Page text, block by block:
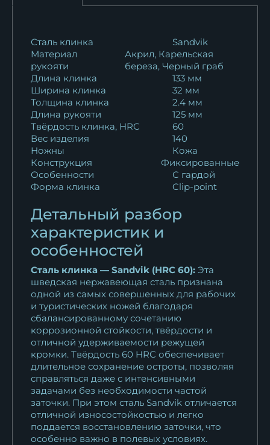
Нож Варан Sandvik рукоять
ясень...
₽
Нож Варан ELMAX венге
акрил
20 796₽
Нож Варан дамаск
ламинированный...
25 753
Нож Варан сталь N690
рукоять акрил...
15 950 ₽
Сталь клинка
Sandvik
Материал
рукояти
Акрил, Карельская
береза, Черный граб
Длина клинка
133 мм
Ширина клинка
32 мм
Толщина клинка
2.4 мм
Длина рукояти
125 мм
Твёрдость клинка, HRC
60
Вес изделия
140
Ножны
Кожа
Конструкция
Фиксированные
Особенности
С гардой
Форма клинка
Clip-point
Детальный разбор
характеристик и
особенностей
Сталь клинка — Sandvik (HRC 60): Эта
шведская нержавеющая сталь признана
одной из самых совершенных для рабочих
и туристических ножей благодаря
сбалансированному сочетанию
коррозионной стойкости, твёрдости и
отличной удерживаемости режущей
кромки. Твёрдость 60 HRC обеспечивает
длительное сохранение остроты, позволяя
справляться даже с интенсивными
задачами без необходимости частой
заточки. При этом сталь Sandvik отличается
отличной износостойкостью и легко
поддается восстановлению заточки, что
особенно важно в полевых условиях.